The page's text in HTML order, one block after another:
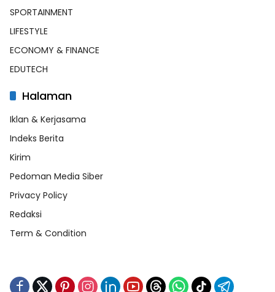
SPORTAINMENT
LIFESTYLE
ECONOMY & FINANCE
EDUTECH
Halaman
Iklan & Kerjasama
Indeks Berita
Kirim
Pedoman Media Siber
Privacy Policy
Redaksi
Term & Condition